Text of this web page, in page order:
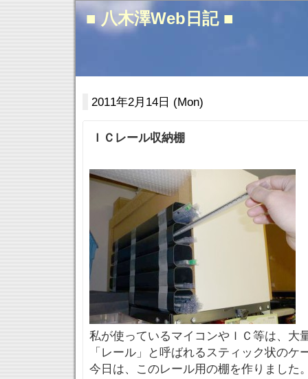
■ 八木澤Web日記 ■
2011年2月14日 (Mon)
ＩＣレール収納棚
私が使っているマイコンやＩＣ等は、大
「レール」と呼ばれるスティック状のケ
今日は、このレール用の棚を作りました